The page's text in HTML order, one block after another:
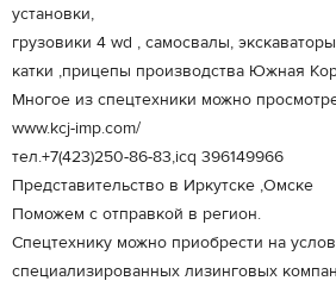
установки,
грузовики 4 wd , самосвалы,
катки ,прицепы производства Южная
Многое из спецтехники можно
www.kcj-imp.com/
тел.+7(423)250-86-83,icq 396149966
Представительство в Иркутске ,Омске
Поможем с отправкой в регион.
Спецтехнику можно приобрести на
специализированных лизинговых